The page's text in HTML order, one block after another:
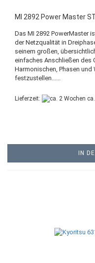
MI 2892 Power Master
Das MI 2892 PowerMaster
der Netzqualität in
seinem großen,
einfaches Anschließen des
Harmonischen, Phasen
festzustellen......
Lieferzeit:
IN